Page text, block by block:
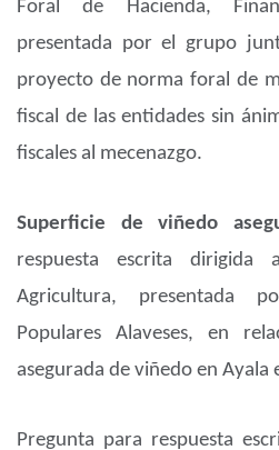
Foral de Hacienda,
presentada por el grupo
proyecto de norma foral de
fiscal de las entidades sin
fiscales al mecenazgo.
Superficie de viñedo
respuesta escrita dirigida
Agricultura, presentada
Populares Alaveses, en
asegurada de viñedo en Ayala
Pregunta para respuesta